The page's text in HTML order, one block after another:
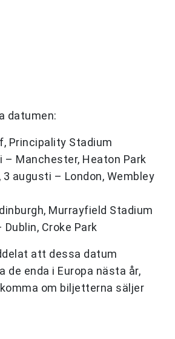
datumen:
Principality Stadium
– Manchester, Heaton Park
3 augusti – London, Wembley
Murrayfield Stadium
Croke Park
att dessa datum
de enda i Europa nästa år,
om biljetterna säljer